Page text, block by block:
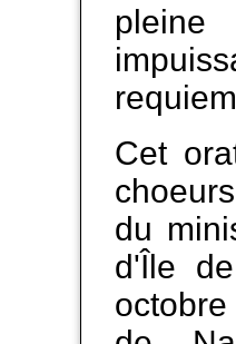
Cet
du
d'Île